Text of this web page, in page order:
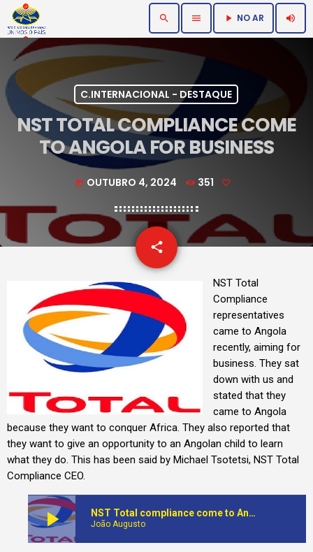
search menu play_arrow NO AR volume_up
C.INTERNACIONAL - DESTAQUE
NST TOTAL COMPLIANCE COME
TO ANGOLA FOR BUSINESS
today OUTUBRO 4, 2024 351
share
email
NST Total
Compliance
representatives
came to Angola
recently, aiming for
business. They sat
down with us and
stated that they
came to Angola
because they want to conquer Africa. They also reported that
they want to give an opportunity to an Angolan child to learn
what they do. This has been said by Michael Tsotetsi, NST Total
Compliance CEO.
play_arrow NST Total compliance come to Angola for business
João Augusto